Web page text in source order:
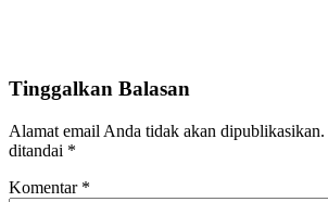
Tinggalkan Balasan
Alamat email Anda tidak akan dipublikasikan.
ditandai *
Komentar *